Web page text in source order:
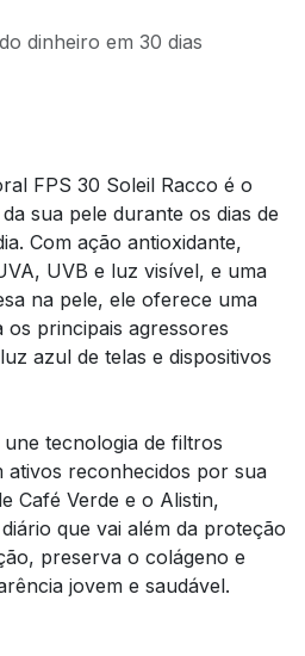
dinheiro em 30 dias
FPS 30 Soleil Racco é o
sua pele durante os dias de
Com ação antioxidante,
UVB e luz visível, e uma
na pele, ele oferece uma
principais agressores
azul de telas e dispositivos
tecnologia de filtros
ativos reconhecidos por sua
Café Verde e o Alistin,
que vai além da proteção
preserva o colágeno e
jovem e saudável.